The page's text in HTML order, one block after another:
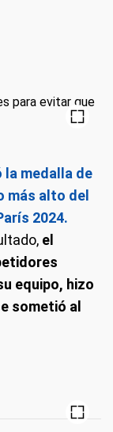
la medalla de
más alto del
2024.
el
equipo, hizo
sometió al